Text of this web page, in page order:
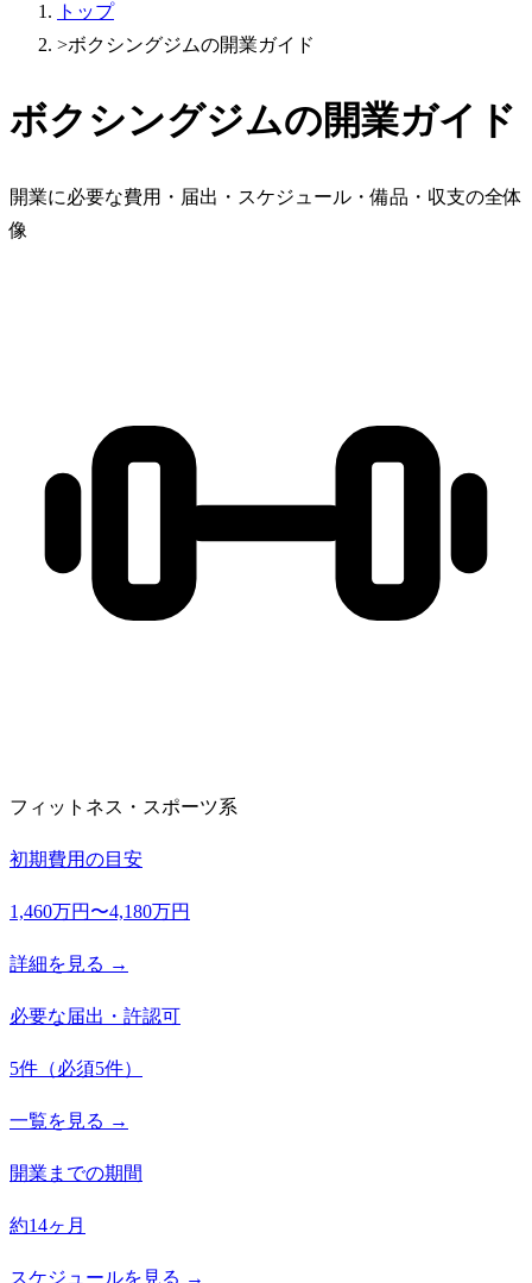
トップ
>ボクシングジムの開業ガイド
ボクシングジムの開業ガイド
開業に必要な費用・届出・スケジュール・備品・収支の全体
像
フィットネス・スポーツ系
初期費用の目安
1,460万円〜4,180万円
詳細を見る →
必要な届出・許認可
5件 （必須5件）
一覧を見る →
開業までの期間
約14ヶ月
スケジュールを見る →